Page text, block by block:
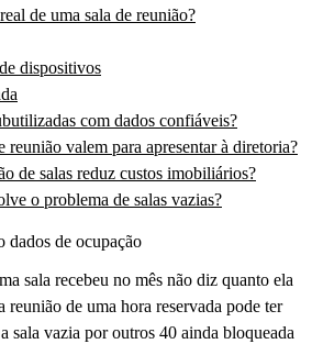
de uma sala de reunião?
dispositivos
com dados confiáveis?
reunião valem para apresentar à diretoria?
de salas reduz custos imobiliários?
o problema de salas vazias?
dados de ocupação
sala recebeu no mês não diz quanto ela
reunião de uma hora reservada pode ter
sala vazia por outros 40 ainda bloqueada